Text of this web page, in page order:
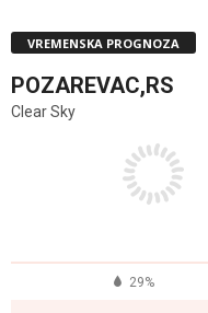
VREMENSKA PROGNOZA
POZAREVAC,RS
Clear Sky
29%